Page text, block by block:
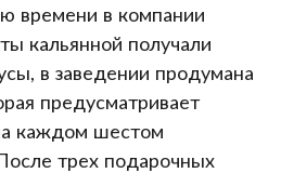
времени в компании
кальянной получали
в заведении продумана
предусматривает
каждом шестом
трех подарочных